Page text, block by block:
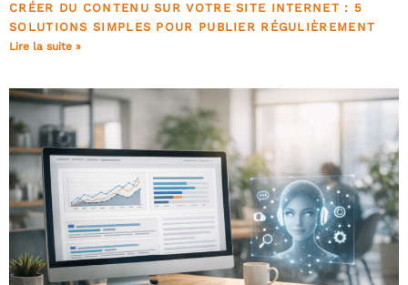
CRÉER DU CONTENU SUR VOTRE SITE INTERNET : 5
SOLUTIONS SIMPLES POUR PUBLIER RÉGULIÈREMENT
Lire la suite »